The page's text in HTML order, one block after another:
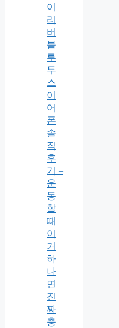
이
리
버
블
루
투
스
이
어
폰
솔
직
후
기 –
운
동
할
때
이
거
하
나
면
진
짜
충